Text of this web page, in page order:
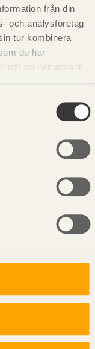
från din
och analysföretag
tur kombinera
du har
när du har använt
för att